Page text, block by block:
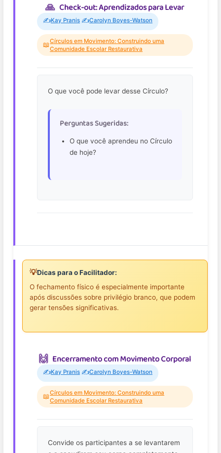
Check-out: Aprendizados para Levar
✍️Kay Pranis ✍️Carolyn Boyes-Watson
📖Círculos em Movimento: Construindo uma
Comunidade Escolar Restaurativa
O que você pode levar desse Círculo?
Perguntas Sugeridas:
O que você aprendeu no Círculo
de hoje?
💡Dicas para o Facilitador:
O fechamento físico é especialmente importante
após discussões sobre privilégio branco, que podem
gerar tensões significativas.
Encerramento com Movimento Corporal
✍️Kay Pranis ✍️Carolyn Boyes-Watson
📖Círculos em Movimento: Construindo uma
Comunidade Escolar Restaurativa
Convide os participantes a se levantarem